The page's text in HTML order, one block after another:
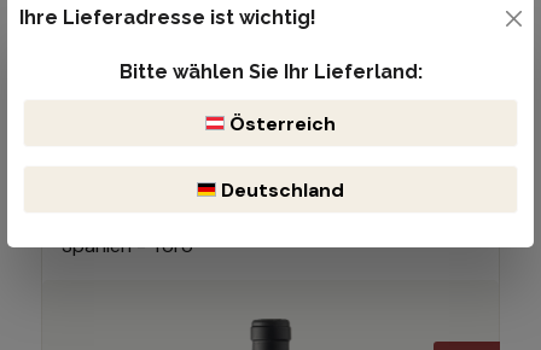
(10% gespart)
2014 | 0.75 Liter
Bodega Numanthia
Spanien - Toro
Ihre Lieferadresse ist wichtig!
Bitte wählen Sie Ihr Lieferland:
Österreich
Deutschland